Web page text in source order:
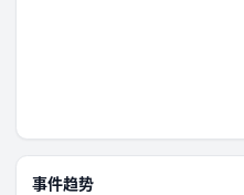
事件趋势